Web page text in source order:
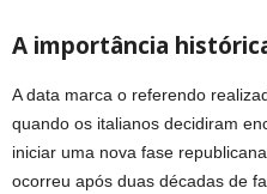
A importância
A data marca o referendo
quando os italianos decidiram
iniciar uma nova fase
ocorreu após duas décadas de